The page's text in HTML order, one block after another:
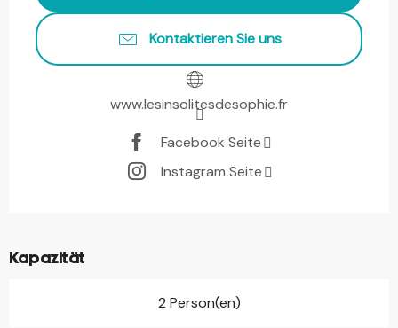
Kontaktieren Sie uns
www.lesinsolitesdesophie.fr
Facebook Seite
Instagram Seite
Kapazität
2 Person(en)